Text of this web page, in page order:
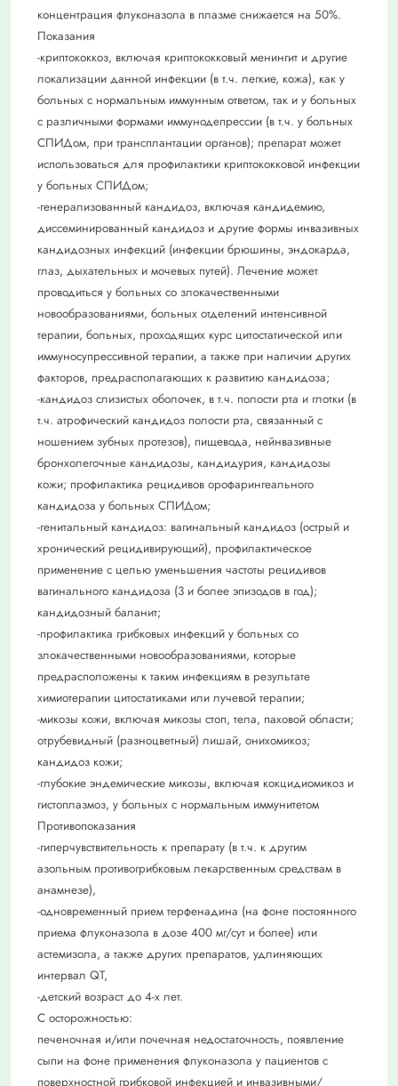
концентрация флуконазола в плазме снижается на 50%.
Показания
-криптококкоз, включая криптококковый менингит и другие
локализации данной инфекции (в т.ч. легкие, кожа), как у
больных с нормальным иммунным ответом, так и у больных
с различными формами иммунодепрессии (в т.ч. у больных
СПИДом, при трансплантации органов); препарат может
использоваться для профилактики криптококковой инфекции
у больных СПИДом;
-генерализованный кандидоз, включая кандидемию,
диссеминированный кандидоз и другие формы инвазивных
кандидозных инфекций (инфекции брюшины, эндокарда,
глаз, дыхательных и мочевых путей). Лечение может
проводиться у больных со злокачественными
новообразованиями, больных отделений интенсивной
терапии, больных, проходящих курс цитостатической или
иммуносупрессивной терапии, а также при наличии других
факторов, предрасполагающих к развитию кандидоза;
-кандидоз слизистых оболочек, в т.ч. полости рта и глотки (в
т.ч. атрофический кандидоз полости рта, связанный с
ношением зубных протезов), пищевода, нейнвазивные
бронхолегочные кандидозы, кандидурия, кандидозы
кожи; профилактика рецидивов орофарингеального
кандидоза у больных СПИДом;
-генитальный кандидоз: вагинальный кандидоз (острый и
хронический рецидивирующий), профилактическое
применение с целью уменьшения частоты рецидивов
вагинального кандидоза (3 и более эпизодов в год);
кандидозный баланит;
-профилактика грибковых инфекций у больных со
злокачественными новообразованиями, которые
предрасположены к таким инфекциям в результате
химиотерапии цитостатиками или лучевой терапии;
-микозы кожи, включая микозы стоп, тела, паховой области;
отрубевидный (разноцветный) лишай, онихомикоз;
кандидоз кожи;
-глубокие эндемические микозы, включая кокцидиомикоз и
гистоплазмоз, у больных с нормальным иммунитетом
Противопоказания
-гиперчувствительность к препарату (в т.ч. к другим
азольным противогрибковым лекарственным средствам в
анамнезе),
-одновременный прием терфенадина (на фоне постоянного
приема флуконазола в дозе 400 мг/сут и более) или
астемизола, а также других препаратов, удлиняющих
интервал QT,
-детский возраст до 4-х лет.
С осторожностью:
печеночная и/или почечная недостаточность, появление
сыпи на фоне применения флуконазола у пациентов с
поверхностной грибковой инфекцией и инвазивными/